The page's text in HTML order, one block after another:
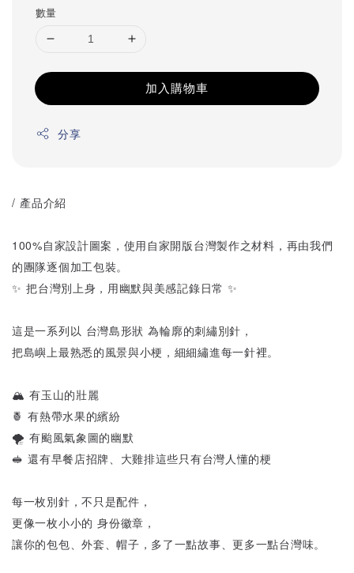
數量
加入購物車
分享
/ 產品介紹
100%自家設計圖案，使用自家開版台灣製作之材料，再由我們
的團隊逐個加工包裝。
✨ 把台灣別上身，用幽默與美感記錄日常 ✨
這是一系列以 台灣島形狀 為輪廓的刺繡別針，
把島嶼上最熟悉的風景與小梗，細細繡進每一針裡。
🏔️ 有玉山的壯麗
🍍 有熱帶水果的繽紛
🌪️ 有颱風氣象圖的幽默
🥪 還有早餐店招牌、大雞排這些只有台灣人懂的梗
每一枚別針，不只是配件，
更像一枚小小的 身份徽章，
讓你的包包、外套、帽子，多了一點故事、更多一點台灣味。